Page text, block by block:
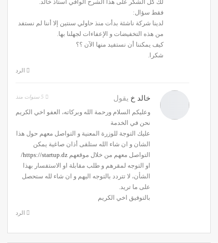
لك كل الشكر على هذا الشرح الوافي أستاذ خالد.
فقط سؤال:
لدينا شركة ناشئة بدأت منذ حاولي سنتين إلا أننا لم نستفد
من هذه التخفيضات و الإعفاءات لجهلنا بها.
كيف يمكننا أن نستفيد منها الآن ؟؟
شكرا.
الرد
خالد خ يقول
وعليكم السلام ورحمة الله وبركاته، العفو اخي الكريم
نحن في الخدمة
عليك التوجة للوزرة المعنية و التواصل معهم حول هذا
الشان و ان شاء الله ستلقى أذان صاغية يمكن
التواصل معهم من خلال موقعهم https://startup.dz/
او التوجه لمقرهم و طلب مقابلة او الاستفسار بهذا
الشأن، لا تتردد بالتوجه اليهم و ان شاء لله ستحصل
على ما تريد.
بالتوفيق اخي الكريم
الرد